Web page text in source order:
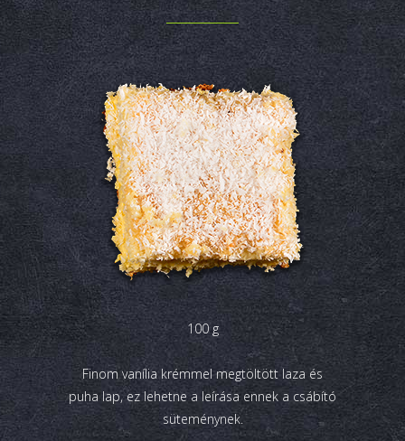
100 g
Finom vanília krémmel megtöltött laza és
puha lap, ez lehetne a leírása ennek a csábító
süteménynek.